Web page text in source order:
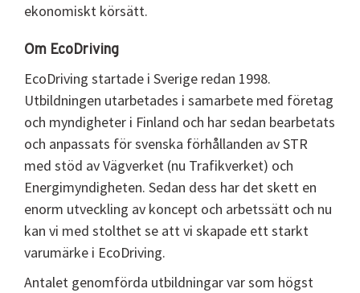
ekonomiskt körsätt.
Om EcoDriving
EcoDriving startade i Sverige redan 1998.
Utbildningen utarbetades i samarbete med företag
och myndigheter i Finland och har sedan bearbetats
och anpassats för svenska förhållanden av STR
med stöd av Vägverket (nu Trafikverket) och
Energimyndigheten. Sedan dess har det skett en
enorm utveckling av koncept och arbetssätt och nu
kan vi med stolthet se att vi skapade ett starkt
varumärke i EcoDriving.
Antalet genomförda utbildningar var som högst